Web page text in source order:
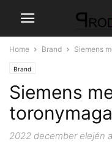
Home Brand Siemens
Brand
Siemens
2022 december elején